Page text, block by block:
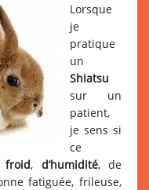
Lorsque
je
pratique
un
Shiatsu
sur un
patient,
je sens si
ce
froid, d’humidité, de
fatiguée, frileuse,